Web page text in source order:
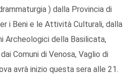
) dalla Provincia di
i Beni e le Attività Culturali, dalla
Archeologici della Basilicata,
Comuni di Venosa, Vaglio di
avrà inizio questa sera alle 21.